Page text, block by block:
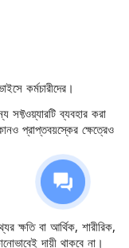
কর্মচারীদের।
ব্যবহার করা
প্রাপ্তবয়স্কের ক্ষেত্রেও
ক্ষতি বা আর্থিক, শারীরিক,
দায়ী থাকবে না।